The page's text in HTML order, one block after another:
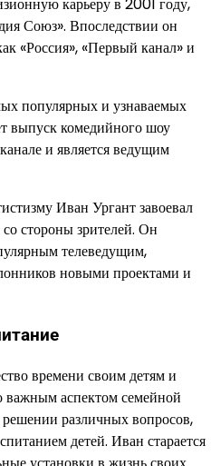
Союз». Впоследствии он
«Россия», «Первый канал» и
популярных и узнаваемых
выпуск комедийного шоу
и является ведущим
Иван Ургант завоевал
стороны зрителей. Он
телеведущим,
новыми проектами и
времени своим детям и
важным аспектом семейной
различных вопросов,
детей. Иван старается